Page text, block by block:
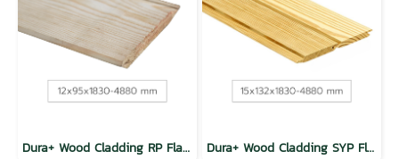
Dura+ Wood Cladding RP Flat TG Natural Dura+ Wood Cladding SYP Flat TG Natural